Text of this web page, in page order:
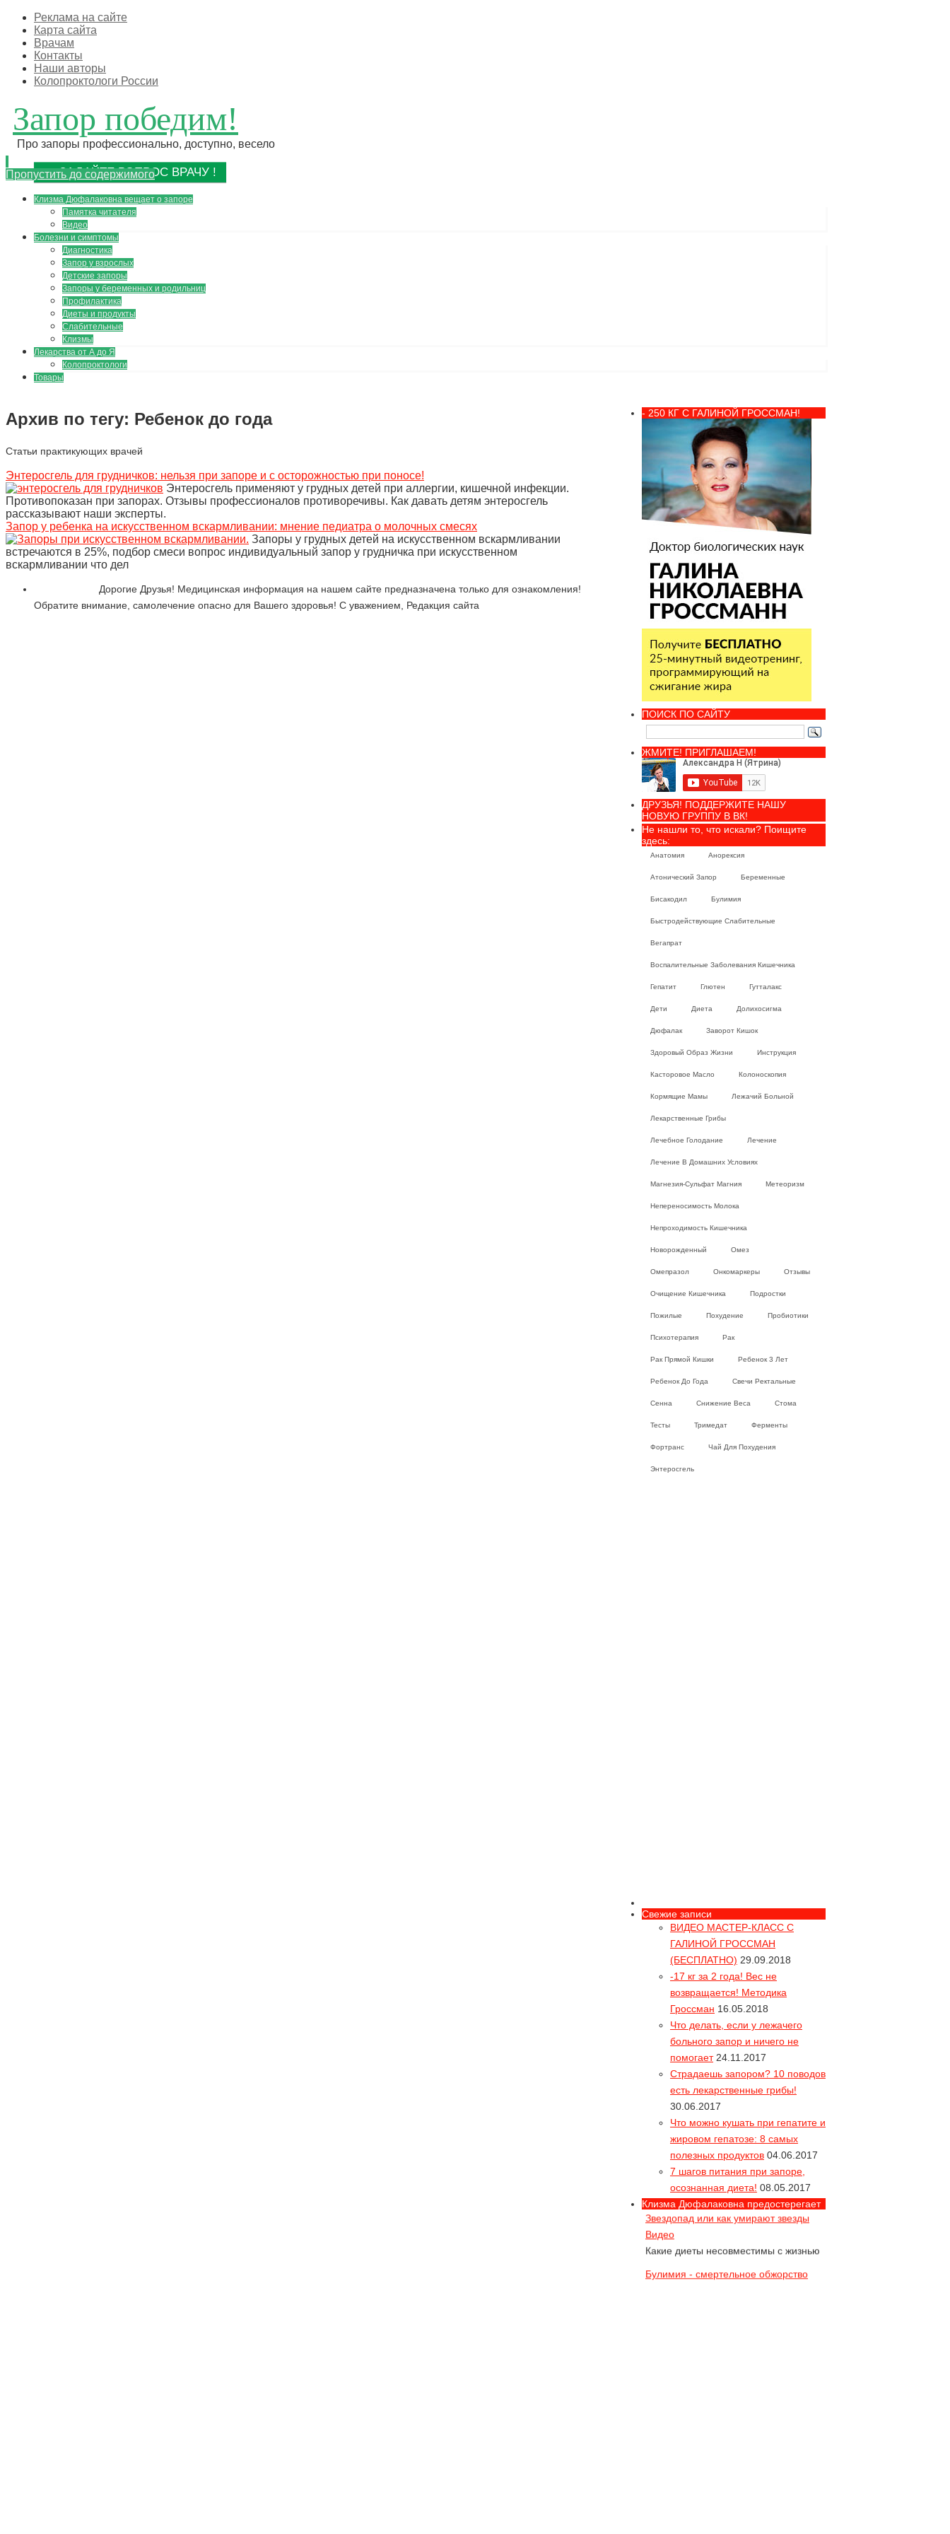
Реклама на сайте
Карта сайта
Врачам
Контакты
Наши авторы
Колопроктологи России
Запор победим!
Про запоры профессионально, доступно, весело
ЗАДАЙТЕ ВОПРОС ВРАЧУ !
Пропустить до содержимого
Клизма Дюфалаковна вещает о запоре
Памятка читателя
Видео
Болезни и симптомы
Диагностика
Запор у взрослых
Детские запоры
Запоры у беременных и родильниц
Профилактика
Диеты и продукты
Слабительные
Клизмы
Лекарства от А до Я
Колопроктологи
Товары
Архив по тегу: Ребенок до года
Статьи практикующих врачей
Энтеросгель для грудничков: нельзя при запоре и с осторожностью при поносе!
Энтеросгель применяют у грудных детей при аллергии, кишечной инфекции.
Противопоказан при запорах. Отзывы профессионалов противоречивы. Как давать детям энтеросгель
рассказывают наши эксперты.
Запор у ребенка на искусственном вскармливании: мнение педиатра о молочных смесях
Запоры у грудных детей на искусственном вскармливании
встречаются в 25%, подбор смеси вопрос индивидуальный запор у грудничка при искусственном
вскармливании что дел
Дорогие Друзья! Медицинская информация на нашем сайте предназначена только для ознакомления!
Обратите внимание, самолечение опасно для Вашего здоровья! С уважением, Редакция сайта
- 250 КГ С ГАЛИНОЙ ГРОССМАН!
ПОИСК ПО САЙТУ
ЖМИТЕ! ПРИГЛАШАЕМ!
ДРУЗЬЯ! ПОДДЕРЖИТЕ НАШУ
НОВУЮ ГРУППУ В ВК!
Не нашли то, что искали? Поищите
здесь:
Анатомия Анорексия
Атонический Запор Беременные
Бисакодил Булимия
Быстродействующие Слабительные
Вегапрат
Воспалительные Заболевания Кишечника
Гепатит Глютен Гутталакс
Дети Диета Долихосигма
Дюфалак Заворот Кишок
Здоровый Образ Жизни Инструкция
Касторовое Масло Колоноскопия
Кормящие Мамы Лежачий Больной
Лекарственные Грибы
Лечебное Голодание Лечение
Лечение В Домашних Условиях
Магнезия-Сульфат Магния Метеоризм
Непереносимость Молока
Непроходимость Кишечника
Новорожденный Омез
Омепразол Онкомаркеры Отзывы
Очищение Кишечника Подростки
Пожилые Похудение Пробиотики
Психотерапия Рак
Рак Прямой Кишки Ребенок 3 Лет
Ребенок До Года Свечи Ректальные
Сенна Снижение Веса Стома
Тесты Тримедат Ферменты
Фортранс Чай Для Похудения
Энтеросгель
Свежие записи
ВИДЕО МАСТЕР-КЛАСС С
ГАЛИНОЙ ГРОССМАН
(БЕСПЛАТНО) 29.09.2018
-17 кг за 2 года! Вес не
возвращается! Методика
Гроссман 16.05.2018
Что делать, если у лежачего
больного запор и ничего не
помогает 24.11.2017
Страдаешь запором? 10 поводов
есть лекарственные грибы!
30.06.2017
Что можно кушать при гепатите и
жировом гепатозе: 8 самых
полезных продуктов 04.06.2017
7 шагов питания при запоре,
осознанная диета! 08.05.2017
Клизма Дюфалаковна предостерегает
Вся правда про
55% продуктов "глютен-фри"
содержат опасный глютен!
Звездопад или как умирают звезды
Видео
Какие диеты несовместимы с жизнью
Булимия - смертельное обжорство